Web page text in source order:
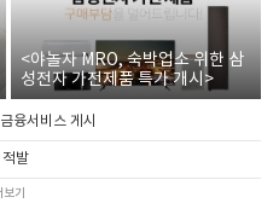
<야놀자 MRO, 숙박업소 위한 삼
성전자 가전제품 특가 개시>
융서비스 게시
발
보기